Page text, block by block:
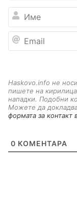
Haskovo.info не
пишете на
нападки. Подобни
Можете да
формата за контакт
0 КОМЕНТАРА